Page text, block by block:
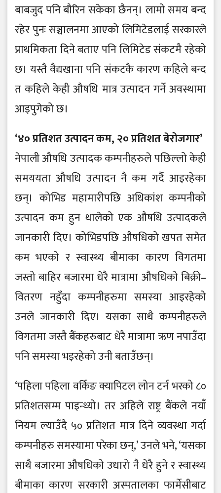
बाबजुद पनि बौरिन सकेका छैनन्। लामो समय बन्द
रहेर पुनः सञ्चालनमा आएको लिमिटेडलाई सरकारले
प्राथमिकता दिने बताए पनि लिमिटेड संकटमै रहेको
छ। यस्तै वैद्यखाना पनि संकटकै कारण कहिले बन्द
त कहिले केही औषधि मात्र उत्पादन गर्ने अवस्थामा
आइपुगेको छ।
‘४० प्रतिशत उत्पादन कम, २० प्रतिशत बेरोजगार’
नेपाली औषधि उत्पादक कम्पनीहरुले पछिल्लो केही
समययता औषधि उत्पादन नै कम गर्दै आइरहेका
छन्। कोभिड महामारीपछि अधिकांश कम्पनीको
उत्पादन कम हुन थालेको एक औषधि उत्पादकले
जानकारी दिए। कोभिडपछि औषधिको खपत समेत
कम भएको र स्वास्थ्य बीमाका कारण विगतमा
जस्तो बाहिर बजारमा धेरै मात्रामा औषधिको बिक्री–
वितरण नहुँदा कम्पनीहरुमा समस्या आइरहेको
उनले जानकारी दिए। यसका साथै कम्पनीहरुले
विगतमा जस्तै बैंकहरुबाट धेरै मात्रामा ऋण नपाउँदा
पनि समस्या भइरहेको उनी बताउँछन्।
‘पहिला पहिला वर्किङ क्यापिटल लोन टर्न भरको ८०
प्रतिशतसम्म पाइन्थ्यो। तर अहिले राष्ट्र बैंकले नयाँ
नियम ल्याउँदै ५० प्रतिशत मात्र दिने व्यवस्था गर्दा
कम्पनीहरु समस्यामा परेका छन्,’ उनले भने, ‘यसका
साथै बजारमा औषधिको उधारो नै धेरै हुने र स्वास्थ्य
बीमाका कारण सरकारी अस्पतालका फार्मेसीबाट